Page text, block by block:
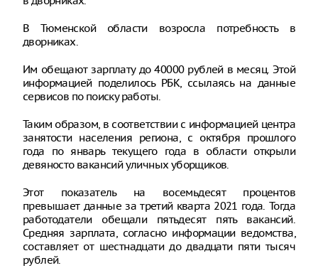
В Тюменской области возросла потребность в
дворниках.
Им обещают зарплату до 40000 рублей в месяц. Этой
информацией поделилось РБК, ссылаясь на данные
сервисов по поиску работы.
Таким образом, в соответствии с информацией центра
занятости населения региона, с октября прошлого
года по январь текущего года в области открыли
девяносто вакансий уличных уборщиков.
Этот показатель на восемьдесят процентов
превышает данные за третий кварта 2021 года. Тогда
работодатели обещали пятьдесят пять вакансий.
Средняя зарплата, согласно информации ведомства,
составляет от шестнадцати до двадцати пяти тысяч
рублей.